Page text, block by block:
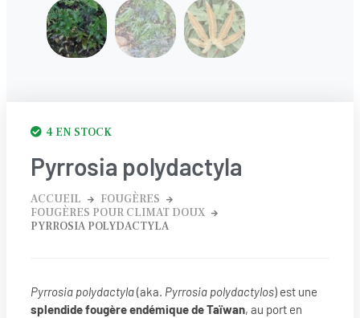
4 EN STOCK
Pyrrosia polydactyla
ACCUEIL
FOUGÈRES
FOUGÈRES POUR CLIMAT DOUX
PYRROSIA POLYDACTYLA
Pyrrosia polydactyla(aka. Pyrrosia polydactylos) est une
splendide fougère endémique de Taïwan, au port en